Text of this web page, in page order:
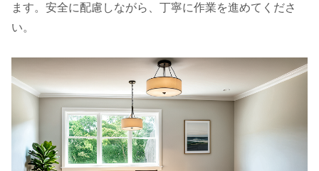
ます。安全に配慮しながら、丁寧に作業を進めてくださ
い。